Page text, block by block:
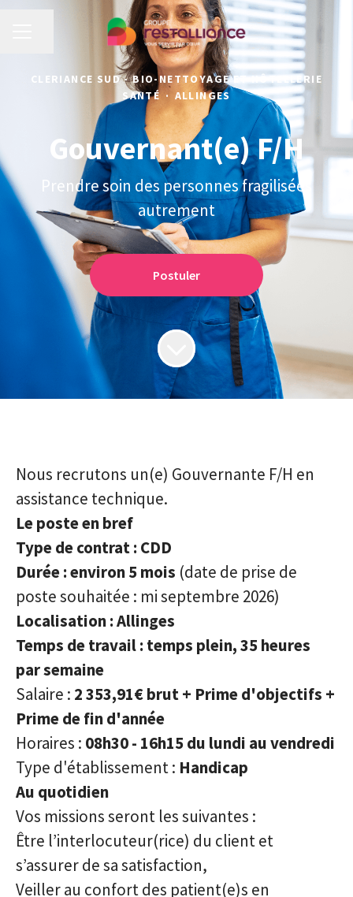
Partager la page
CLERIANCE SUD - BIO-NETTOYAGE ET HÔTELLERIE
SANTÉ · ALLINGES
Gouvernant(e) F/H
Prendre soin des personnes fragilisées
autrement
Postuler
Nous recrutons un(e) Gouvernante F/H en
assistance technique.
Le poste en bref
Type de contrat : CDD
Durée : environ 5 mois (date de prise de
poste souhaitée : mi septembre 2026)
Localisation : Allinges
Temps de travail : temps plein, 35 heures
par semaine
Salaire : 2 353,91€brut + Prime d'objectifs +
Prime de fin d'année
Horaires : 08h30 - 16h15 du lundi au vendredi
Type d'établissement : Handicap
Au quotidien
Vos missions seront les suivantes :
Être l’interlocuteur(rice) du client et
s’assurer de sa satisfaction,
Veiller au confort des patient(e)s en